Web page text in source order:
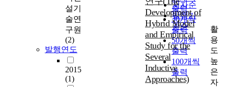
설기
술연
구원
(2)
발행연도
2015
(1)
저자순
발행기
관순
출력
30개씩
출력
50개씩
출력
100개씩
출력
Development of
Hybrid Model
and Empirical
Study for the
Several
Inductive
Approaches)
활
용
도
높
은
자